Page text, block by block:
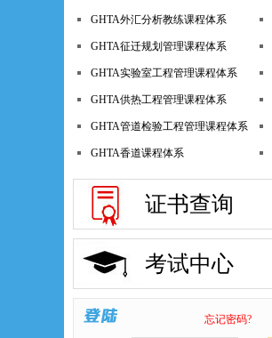
GHTA外汇分析教练课程体系
GHTA征迁规划管理课程体系
GHTA实验室工程管理课程体系
GHTA供热工程管理课程体系
GHTA管道检验工程管理课程体系
GHTA香道课程体系
证书查询
考试中心
忘记密码?